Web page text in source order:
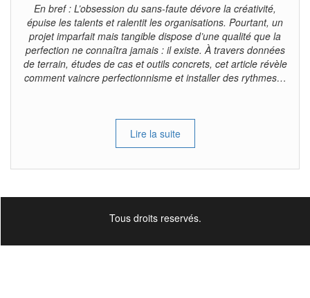
En bref : L’obsession du sans-faute dévore la créativité,
épuise les talents et ralentit les organisations. Pourtant, un
projet imparfait mais tangible dispose d’une qualité que la
perfection ne connaîtra jamais : il existe. À travers données
de terrain, études de cas et outils concrets, cet article révèle
comment vaincre perfectionnisme et installer des rythmes…
Lire la suite
Tous droits reservés.